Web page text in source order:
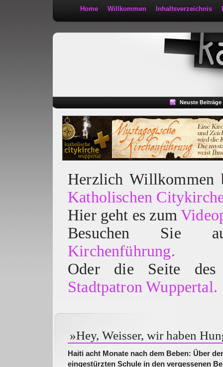
Home Willkommen Inhaltsverzeichnis
Neuste Beiträge
Herzlich
Katholischen
Hier geht es zum
Besuchen
Kirchenführung.
Oder die Seite des
Stadtpatron Wuppertal.
»Hey, Weisser, wir haben
Haiti acht Monate nach dem Beben: Über
eingestürzten Schule in den vergessenen